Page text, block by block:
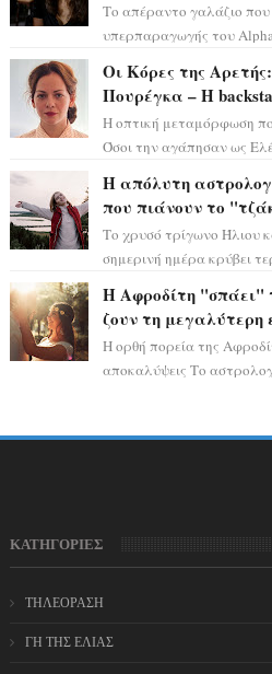
Το απέραντο γαλάζιο
υπερπαραγωγής του Alpha
Οι Κόρες της
Πουρέγκα – H
Η οπτική μεταμόρφωση
Όσοι την αγάπησαν ως
Η απόλυτη
που πιάνουν το
Το χρυσό τρίγωνο Ήλιου
σημερινή ημέρα κρύβει
Η Αφροδίτη "σπάει"
ζουν τη
Η ορθή πορεία της
αποκαλύψεις Το
ΚΑΤΗΓΟΡΙΕΣ
ΤΗΛΕΟΡΑΣΗ
ΓΗ ΤΗΣ ΕΛΙΑΣ